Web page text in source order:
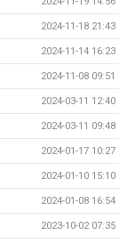
2024-11-18 21:43
2024-11-14 16:23
2024-11-08 09:51
2024-03-11 12:40
2024-03-11 09:48
2024-01-17 10:27
2024-01-10 15:10
2024-01-08 16:54
2023-10-02 07:35